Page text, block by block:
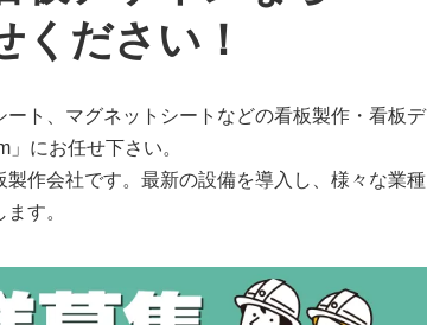
ください！
ト、マグネットシートなどの看板製作・看板デ
にお任せ下さい。
作会社です。最新の設備を導入し、様々な業種
す。